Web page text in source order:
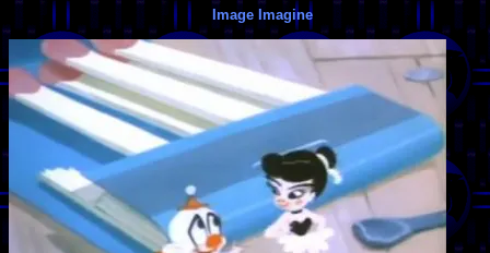
Image Imagine